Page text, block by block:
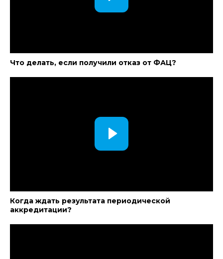
Что делать, если получили отказ от ФАЦ?
Когда ждать результата периодической
аккредитации?